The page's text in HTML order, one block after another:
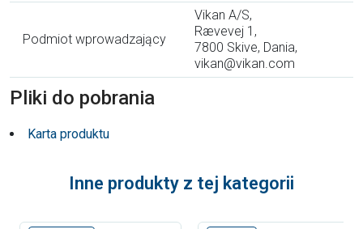
Podmiot wprowadzający
Vikan A/S,
Rævevej 1,
7800 Skive, Dania,
vikan@vikan.com
Pliki do pobrania
Karta produktu
Inne produkty z tej kategorii